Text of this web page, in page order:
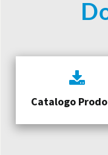
Catalogo